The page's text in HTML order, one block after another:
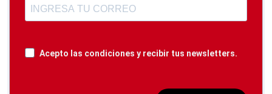
Acepto las condiciones y recibir tus newsletters.